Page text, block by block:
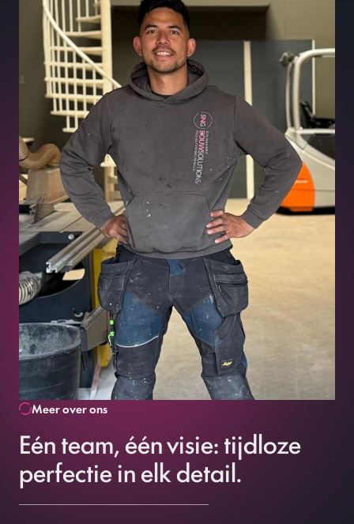
Onderhoud
Over ons
Neem contact
Meer over ons
Eén team, één visie: tijdloze
perfectie in elk detail.